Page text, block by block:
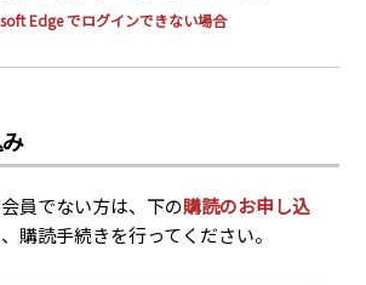
瑞姆亜太能源諮問(北京)
Edge でログインできない場合
員でない方は、下の購読のお申し込
購読手続きを行ってください。